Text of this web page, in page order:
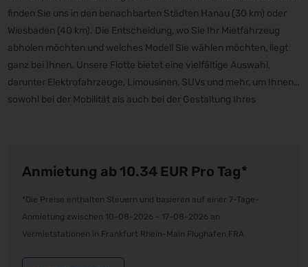
finden Sie uns in den benachbarten Städten Hanau (30 km) oder
Wiesbaden (40 km). Die Entscheidung, wo Sie Ihr Mietfahrzeug
abholen möchten und welches Modell Sie wählen möchten, liegt
ganz bei Ihnen. Unsere Flotte bietet eine vielfältige Auswahl,
darunter Elektrofahrzeuge, Limousinen, SUVs und mehr, um Ihnen
sowohl bei der Mobilität als auch bei der Gestaltung Ihres
Anmietung ab 10.34 EUR Pro Tag*
*Die Preise enthalten Steuern und basieren auf einer 7-Tage-
Anmietung zwischen 10-08-2026 - 17-08-2026 an
Vermietstationen in Frankfurt Rhein-Main Flughafen FRA